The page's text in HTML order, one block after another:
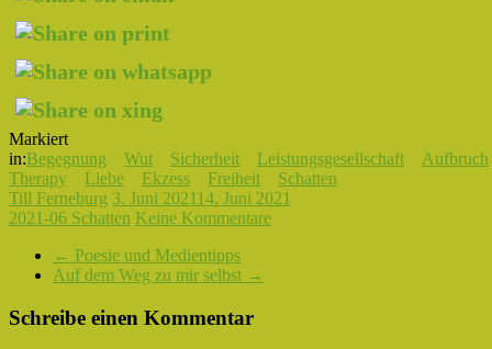
Markiert
in:Begegnung Wut Sicherheit Leistungsgesellschaft
Aufbruch
Therapy
Liebe Ekzess Freiheit
Schatten
Till Ferneburg 3. Juni 2021 14. Juni 2021
2021-06 Schatten Keine Kommentare
← Poesie und Medientipps
Auf dem Weg zu mir selbst →
Schreibe einen Kommentar